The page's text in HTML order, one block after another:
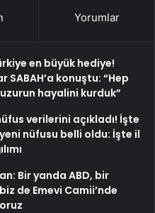
Yorumlar
en büyük hediye!
konuştu: “Hep
hayalini kurduk”
verilerini açıkladı! İşte
nüfusu belli oldu: İşte il
Bir yanda ABD, bir
de Emevi Camii’nde